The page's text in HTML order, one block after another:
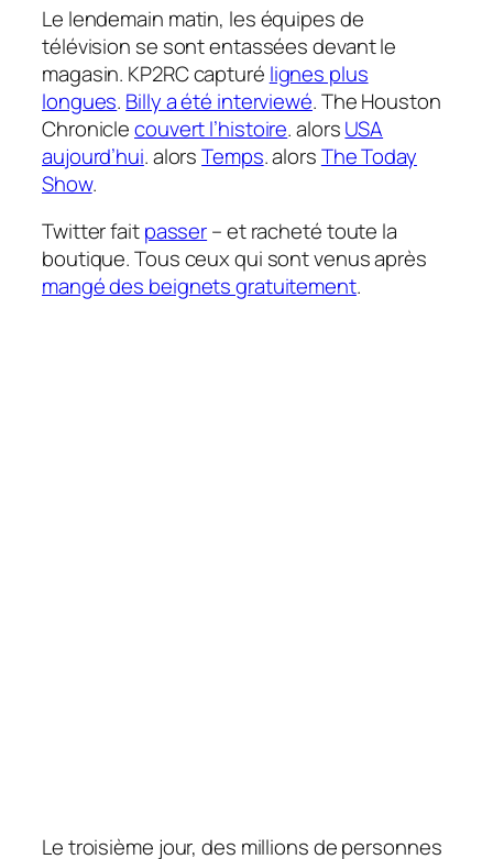
Le lendemain matin, les équipes de
télévision se sont entassées devant le
magasin. KP2RC capturé lignes plus
longues. Billy a été interviewé. The Houston
Chroniclecouvert l’histoire. alorsUSA
aujourd’hui. alorsTemps. alorsThe Today
Show.
Twitterfaitpasser– et racheté toute la
boutique. Tous ceux qui sont venus après
mangé des beignets gratuitement.
Le troisième jour, des millions de personnes